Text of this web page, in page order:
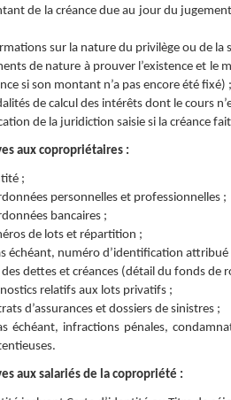
de la créance due au jour du
sur la nature du privilège ou de la
de nature à prouver l’existence et le
si son montant n’a pas encore été fixé) ;
de calcul des intérêts dont le cours
de la juridiction saisie si la créance
aux copropriétaires :
;
personnelles et professionnelles ;
bancaires ;
de lots et répartition ;
échéant, numéro d’identification
dettes et créances (détail du fonds
relatifs aux lots privatifs ;
d’assurances et dossiers de sinistres ;
échéant, infractions pénales,
aux salariés de la copropriété :